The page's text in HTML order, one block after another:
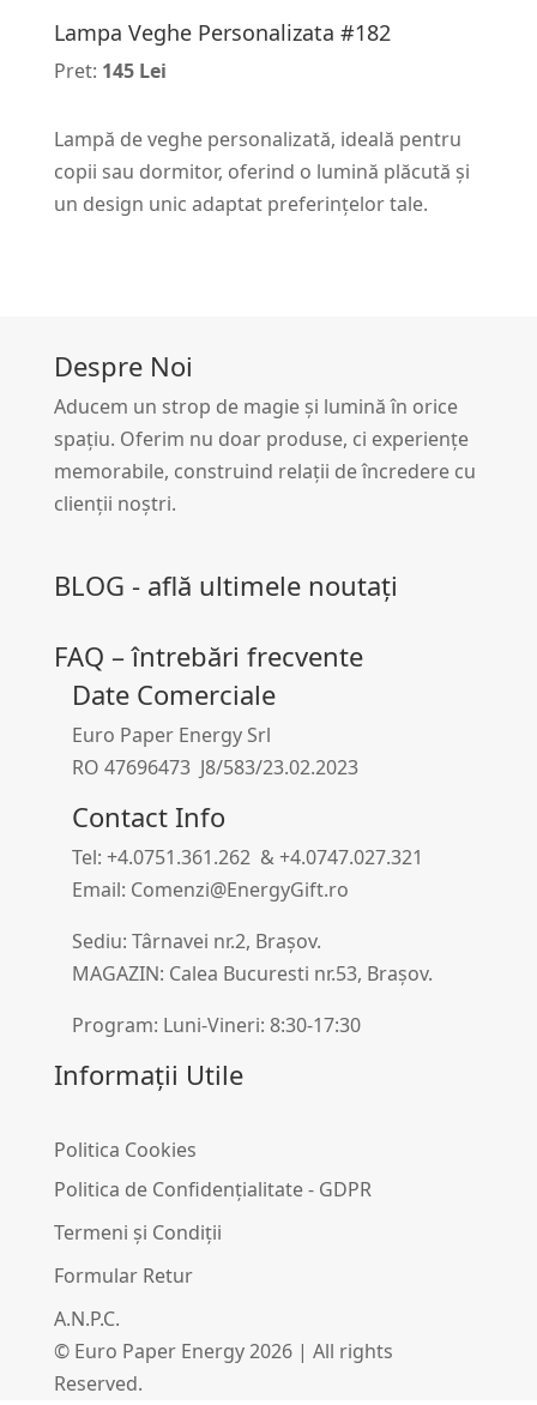
Lampa Veghe Personalizata #182
Pret: 145 Lei
Lampă de veghe personalizată, ideală pentru
copii sau dormitor, oferind o lumină plăcută și
un design unic adaptat preferințelor tale.
Despre Noi
Aducem un strop de magie și lumină în orice
spațiu. Oferim nu doar produse, ci experiențe
memorabile, construind relații de încredere cu
clienții noștri.
BLOG - află ultimele noutați
FAQ – întrebări frecvente
Date Comerciale
Euro Paper Energy Srl
RO 47696473 J8/583/23.02.2023
Contact Info
Tel: +4.0751.361.262 & +4.0747.027.321
Email: Comenzi@EnergyGift.ro
Sediu: Târnavei nr.2, Brașov.
MAGAZIN: Calea Bucuresti nr.53, Brașov.
Program: Luni-Vineri: 8:30-17:30
Informații Utile
Politica Cookies
Politica de Confidențialitate - GDPR
Termeni și Condiții
Formular Retur
A.N.P.C.
© Euro Paper Energy 2026 | All rights
Reserved.